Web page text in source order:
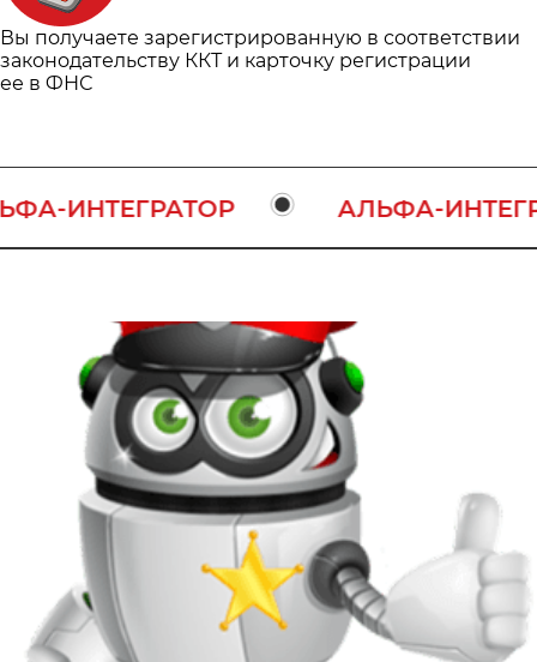
Вы получаете зарегистрированную в соответствии
законодательству ККТ и карточку регистрации
ее в ФНС
ИНТЕГРАТОР АЛЬФА-